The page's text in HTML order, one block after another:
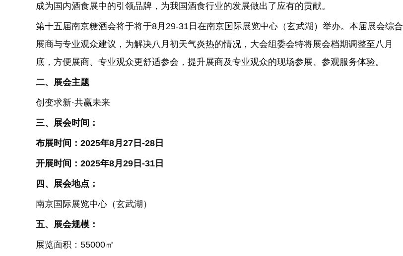
成为国内酒食展中的引领品牌，为我国酒食行业的发展做出了应有的贡献。
第十五届南京糖酒会将于将于8月29-31日在南京国际展览中心（玄武湖）举办。本届展会综合
展商与专业观众建议，为解决八月初天气炎热的情况，大会组委会特将展会档期调整至八月
底，方便展商、专业观众更舒适参会，提升展商及专业观众的现场参展、参观服务体验。
二、展会主题
创变求新·共赢未来
三、展会时间：
布展时间：2025年8月27日-28日
开展时间：2025年8月29日-31日
四、展会地点：
南京国际展览中心（玄武湖）
五、展会规模：
展览面积：55000㎡